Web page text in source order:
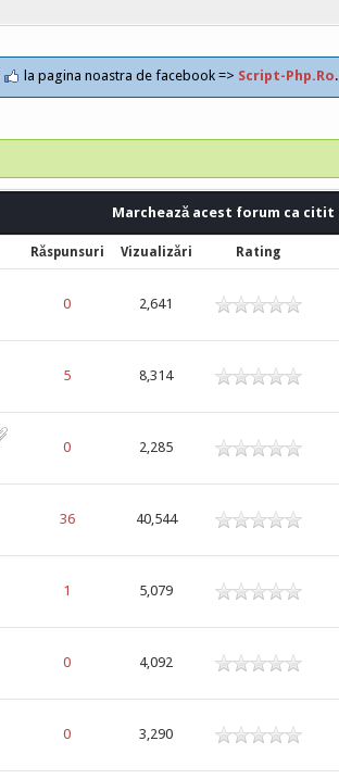
la pagina noastra de facebook => Script-Php.Ro.
Marchează acest forum ca citit
Răspunsuri Vizualizări Rating
0 2,641
5 8,314
0 2,285
36 40,544
1 5,079
0 4,092
0 3,290